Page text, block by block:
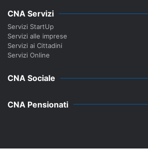
CNA Servizi
Servizi StartUp
Servizi alle imprese
Servizi ai Cittadini
Servizi Online
CNA Sociale
CNA Pensionati